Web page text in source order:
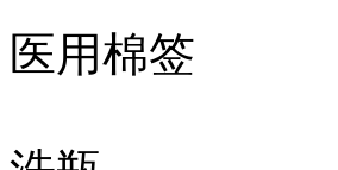
医用棉签